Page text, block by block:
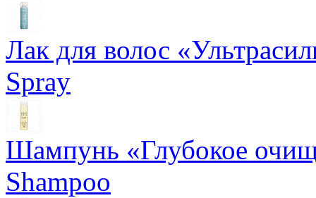
Лак для волос
Spray
Шампунь «Глубокое
Shampoo